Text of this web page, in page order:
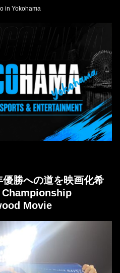
in Yokohama
勝への道を映画化希
Championship
Movie